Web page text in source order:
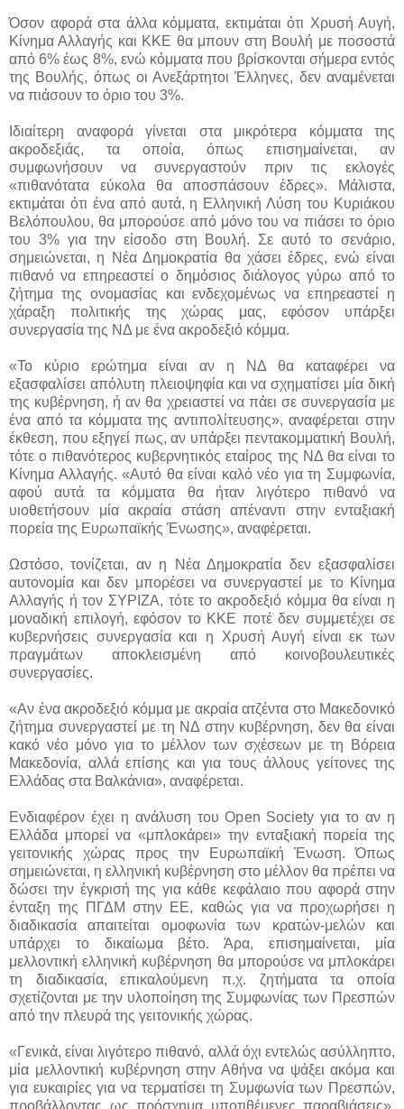
Όσον αφορά στα άλλα κόμματα, εκτιμάται ότι Χρυσή Αυγή,
Κίνημα Αλλαγής και ΚΚΕ θα μπουν στη Βουλή με ποσοστά
από 6% έως 8%, ενώ κόμματα που βρίσκονται σήμερα εντός
της Βουλής, όπως οι Ανεξάρτητοι Έλληνες, δεν αναμένεται
να πιάσουν το όριο του 3%.
Ιδιαίτερη αναφορά γίνεται στα μικρότερα κόμματα της
ακροδεξιάς, τα οποία, όπως επισημαίνεται, αν
συμφωνήσουν να συνεργαστούν πριν τις εκλογές
«πιθανότατα εύκολα θα αποσπάσουν έδρες». Μάλιστα,
εκτιμάται ότι ένα από αυτά, η Ελληνική Λύση του Κυριάκου
Βελόπουλου, θα μπορούσε από μόνο του να πιάσει το όριο
του 3% για την είσοδο στη Βουλή. Σε αυτό το σενάριο,
σημειώνεται, η Νέα Δημοκρατία θα χάσει έδρες, ενώ είναι
πιθανό να επηρεαστεί ο δημόσιος διάλογος γύρω από το
ζήτημα της ονομασίας και ενδεχομένως να επηρεαστεί η
χάραξη πολιτικής της χώρας μας, εφόσον υπάρξει
συνεργασία της ΝΔ με ένα ακροδεξιό κόμμα.
«Το κύριο ερώτημα είναι αν η ΝΔ θα καταφέρει να
εξασφαλίσει απόλυτη πλειοψηφία και να σχηματίσει μία δική
της κυβέρνηση, ή αν θα χρειαστεί να πάει σε συνεργασία με
ένα από τα κόμματα της αντιπολίτευσης», αναφέρεται στην
έκθεση, που εξηγεί πως, αν υπάρξει πεντακομματική Βουλή,
τότε ο πιθανότερος κυβερνητικός εταίρος της ΝΔ θα είναι το
Κίνημα Αλλαγής. «Αυτό θα είναι καλό νέο για τη Συμφωνία,
αφού αυτά τα κόμματα θα ήταν λιγότερο πιθανό να
υιοθετήσουν μία ακραία στάση απέναντι στην ενταξιακή
πορεία της Ευρωπαϊκής Ένωσης», αναφέρεται.
Ωστόσο, τονίζεται, αν η Νέα Δημοκρατία δεν εξασφαλίσει
αυτονομία και δεν μπορέσει να συνεργαστεί με το Κίνημα
Αλλαγής ή τον ΣΥΡΙΖΑ, τότε το ακροδεξιό κόμμα θα είναι η
μοναδική επιλογή, εφόσον το ΚΚΕ ποτέ δεν συμμετέχει σε
κυβερνήσεις συνεργασία και η Χρυσή Αυγή είναι εκ των
πραγμάτων αποκλεισμένη από κοινοβουλευτικές
συνεργασίες.
«Αν ένα ακροδεξιό κόμμα με ακραία ατζέντα στο Μακεδονικό
ζήτημα συνεργαστεί με τη ΝΔ στην κυβέρνηση, δεν θα είναι
κακό νέο μόνο για το μέλλον των σχέσεων με τη Βόρεια
Μακεδονία, αλλά επίσης και για τους άλλους γείτονες της
Ελλάδας στα Βαλκάνια», αναφέρεται.
Ενδιαφέρον έχει η ανάλυση του Open Society για το αν η
Ελλάδα μπορεί να «μπλοκάρει» την ενταξιακή πορεία της
γειτονικής χώρας προς την Ευρωπαϊκή Ένωση. Όπως
σημειώνεται, η ελληνική κυβέρνηση στο μέλλον θα πρέπει να
δώσει την έγκρισή της για κάθε κεφάλαιο που αφορά στην
ένταξη της ΠΓΔΜ στην ΕΕ, καθώς για να προχωρήσει η
διαδικασία απαιτείται ομοφωνία των κρατών-μελών και
υπάρχει το δικαίωμα βέτο. Άρα, επισημαίνεται, μία
μελλοντική ελληνική κυβέρνηση θα μπορούσε να μπλοκάρει
τη διαδικασία, επικαλούμενη π.χ. ζητήματα τα οποία
σχετίζονται με την υλοποίηση της Συμφωνίας των Πρεσπών
από την πλευρά της γειτονικής χώρας.
«Γενικά, είναι λιγότερο πιθανό, αλλά όχι εντελώς ασύλληπτο,
μία μελλοντική κυβέρνηση στην Αθήνα να ψάξει ακόμα και
για ευκαιρίες για να τερματίσει τη Συμφωνία των Πρεσπών,
προβάλλοντας ως πρόσχημα υποτιθέμενες παραβιάσεις»,